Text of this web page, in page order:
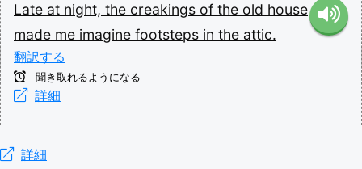
Late at night, the creakings of the old house
made me imagine footsteps in the attic.
翻訳する
聞き取れるようになる
詳細
詳細